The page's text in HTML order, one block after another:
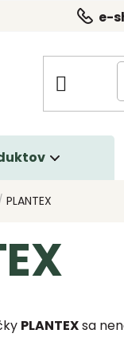
e-
PLANTEX
PLANTEXsa